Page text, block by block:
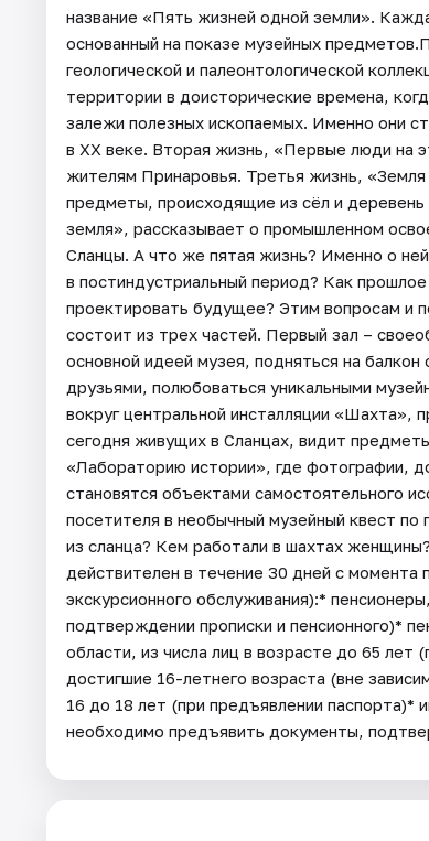
название «Пять жизней одной земли».
основанный на показе музейных
геологической и палеонтологической
территории в доисторические времена,
залежи полезных ископаемых. Именно они
в ХХ веке. Вторая жизнь, «Первые люди на
жителям Принаровья. Третья жизнь, «Земля
предметы, происходящие из сёл и деревень
земля», рассказывает о промышленном
Сланцы. А что же пятая жизнь? Именно о
в постиндустриальный период? Как
проектировать будущее? Этим вопросам и
состоит из трех частей. Первый зал –
основной идеей музея, подняться на
друзьями, полюбоваться уникальными
вокруг центральной инсталляции «Шахта»,
сегодня живущих в Сланцах, видит
«Лабораторию истории», где фотографии,
становятся объектами самостоятельного
посетителя в необычный музейный квест
из сланца? Кем работали в шахтах
действителен в течение 30 дней с момента
экскурсионного обслуживания):*
подтверждении прописки и пенсионного)*
области, из числа лиц в возрасте до 65 лет
достигшие 16-летнего возраста (вне
16 до 18 лет (при предъявлении паспорта)*
необходимо предъявить документы,